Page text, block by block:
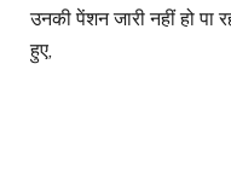
उनकी पेंशन जारी नहीं हो पा
हुए,